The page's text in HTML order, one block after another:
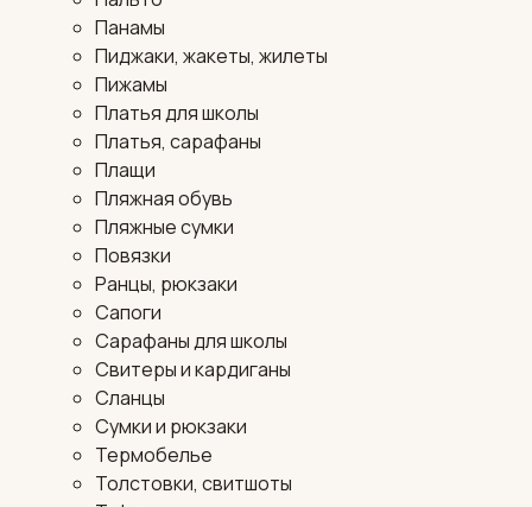
Панамы
Пиджаки, жакеты, жилеты
Пижамы
Платья для школы
Платья, сарафаны
Плащи
Пляжная обувь
Пляжные сумки
Повязки
Ранцы, рюкзаки
Сапоги
Сарафаны для школы
Свитеры и кардиганы
Сланцы
Сумки и рюкзаки
Термобелье
Толстовки, свитшоты